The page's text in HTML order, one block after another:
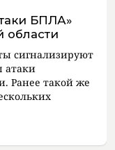
БПЛА»
области
сигнализируют
атаки
Ранее такой же